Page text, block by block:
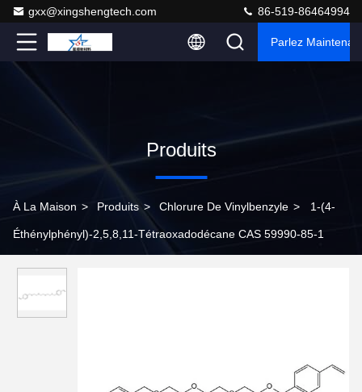
gxx@xingshengtech.com 86-519-86464994
Parlez
Produits
À La Maison > Produits > Chlorure De Vinylbenzyle > 1-(4-
Éthénylphényl)-2,5,8,11-Tétraoxadodécane CAS 59990-85-1